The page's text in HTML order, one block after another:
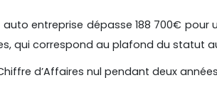
auto entreprise dépasse 188 700€
qui correspond au plafond du statut
d’Affaires nul pendant deux